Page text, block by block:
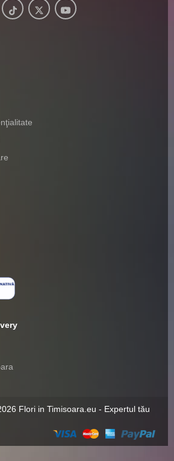
Flori in Timisoara.eu - Expertul tău